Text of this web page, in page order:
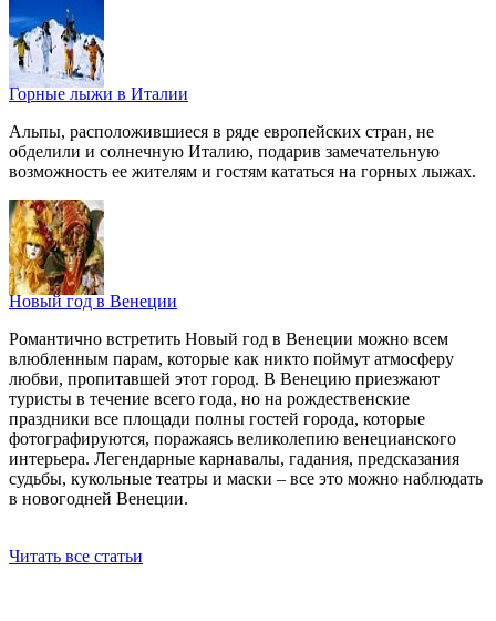
Горные лыжи в Италии
Альпы, расположившиеся в ряде европейских стран, не
обделили и солнечную Италию, подарив замечательную
возможность ее жителям и гостям кататься на горных лыжах.
Новый год в Венеции
Романтично встретить Новый год в Венеции можно всем
влюбленным парам, которые как никто поймут атмосферу
любви, пропитавшей этот город. В Венецию приезжают
туристы в течение всего года, но на рождественские
праздники все площади полны гостей города, которые
фотографируются, поражаясь великолепию венецианского
интерьера. Легендарные карнавалы, гадания, предсказания
судьбы, кукольные театры и маски – все это можно наблюдать
в новогодней Венеции.
Читать все статьи